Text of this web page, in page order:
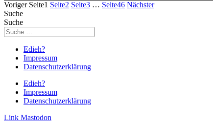
Voriger Seite1 Seite2 Seite3 … Seite46 Nächster
Suche
Suche
Edieh?
Impressum
Datenschutzerklärung
Edieh?
Impressum
Datenschutzerklärung
Link Mastodon